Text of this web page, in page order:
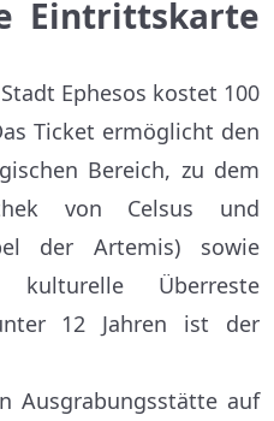
Eintrittskarte
Ephesos kostet 100
Ticket ermöglicht den
Bereich, zu dem
von Celsus und
der Artemis) sowie
kulturelle Überreste
12 Jahren ist der
Ausgrabungsstätte auf